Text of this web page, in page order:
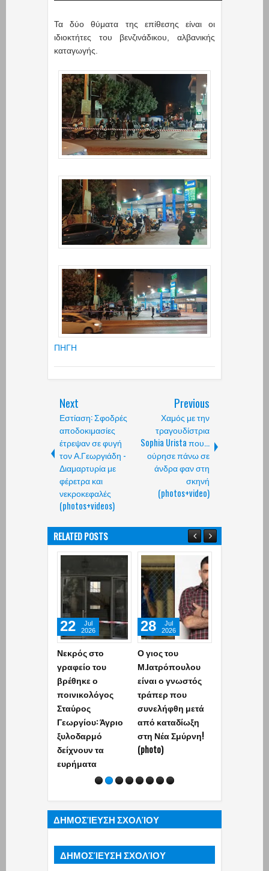
Τα δύο θύματα της επίθεσης είναι οι
ιδιοκτήτες του βενζινάδικου, αλβανικής
καταγωγής.
ΠΗΓΗ
Next
Εστίαση: Σφοδρές
αποδοκιμασίες
έτρεψαν σε φυγή
τον Α.Γεωργιάδη -
Διαμαρτυρία με
φέρετρα και
νεκροκεφαλές
(photos+videos)
Previous
Χαμός με την
τραγουδίστρια
Sophia Urista που...
ούρησε πάνω σε
άνδρα φαν στη
σκηνή
(photos+video)
RELATED POSTS
Νεκρός στο
γραφείο του
βρέθηκε ο
ποινικολόγος
Σταύρος
Γεωργίου: Άγριο
ξυλοδαρμό
δείχνουν τα
ευρήματα
22
Jul
2026
Ο γιος του
Μ.Ιατρόπουλου
είναι ο γνωστός
τράπερ που
συνελήφθη μετά
από καταδίωξη
στη Νέα Σμύρνη!
(photo)
28
Jul
2026
ΔΗΜΟΣΊΕΥΣΗ ΣΧΟΛΊΟΥ
ΔΗΜΟΣΊΕΥΣΗ ΣΧΟΛΊΟΥ